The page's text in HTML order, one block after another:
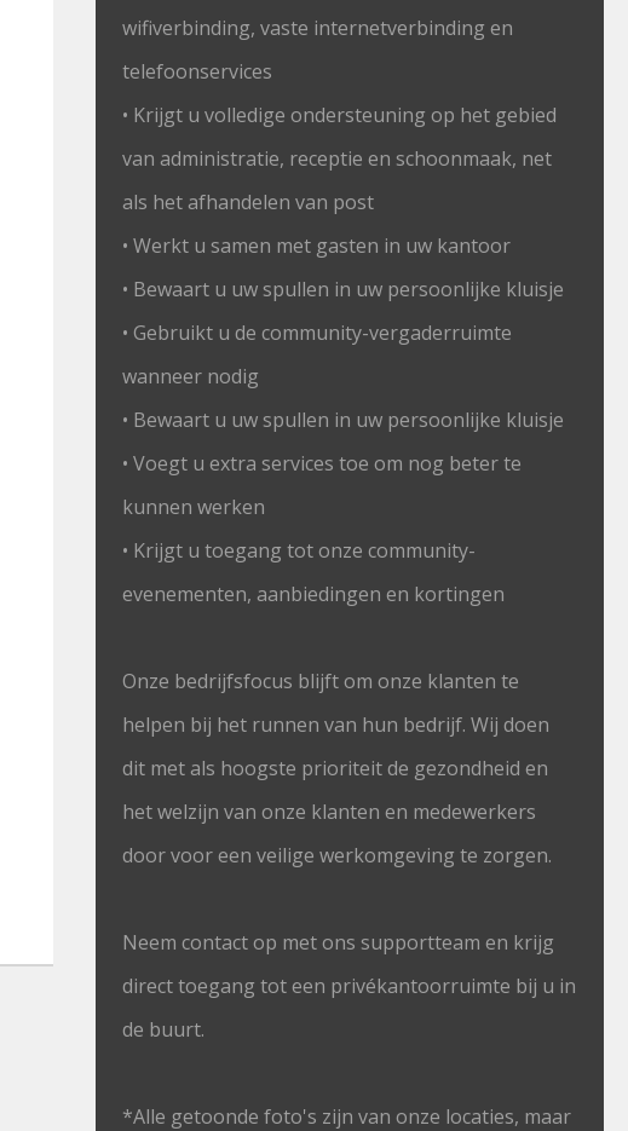
wifiverbinding, vaste internetverbinding en
telefoonservices
• Krijgt u volledige ondersteuning op het gebied
van administratie, receptie en schoonmaak, net
als het afhandelen van post
• Werkt u samen met gasten in uw kantoor
• Bewaart u uw spullen in uw persoonlijke kluisje
• Gebruikt u de community-vergaderruimte
wanneer nodig
• Bewaart u uw spullen in uw persoonlijke kluisje
• Voegt u extra services toe om nog beter te
kunnen werken
• Krijgt u toegang tot onze community-
evenementen, aanbiedingen en kortingen
Onze bedrijfsfocus blijft om onze klanten te
helpen bij het runnen van hun bedrijf. Wij doen
dit met als hoogste prioriteit de gezondheid en
het welzijn van onze klanten en medewerkers
door voor een veilige werkomgeving te zorgen.
Neem contact op met ons supportteam en krijg
direct toegang tot een privékantoorruimte bij u in
de buurt.
*Alle getoonde foto's zijn van onze locaties, maar